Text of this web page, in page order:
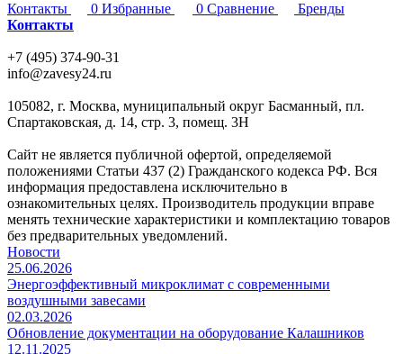
Контакты
0 Избранные 0 Сравнение
Бренды
Контакты
+7 (495) 374-90-31
info@zavesy24.ru
105082, г. Москва, муниципальный округ Басманный, пл.
Спартаковская, д. 14, стр. 3, помещ. 3Н
Сайт не является публичной офертой, определяемой
положениями Статьи 437 (2) Гражданского кодекса РФ. Вся
информация предоставлена исключительно в
ознакомительных целях. Производитель продукции вправе
менять технические характеристики и комплектацию товаров
без предварительных уведомлений.
Новости
25.06.2026
Энергоэффективный микроклимат с современными
воздушными завесами
02.03.2026
Обновление документации на оборудование Калашников
12.11.2025